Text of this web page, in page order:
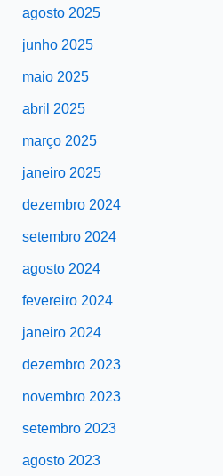
agosto 2025
junho 2025
maio 2025
abril 2025
março 2025
janeiro 2025
dezembro 2024
setembro 2024
agosto 2024
fevereiro 2024
janeiro 2024
dezembro 2023
novembro 2023
setembro 2023
agosto 2023